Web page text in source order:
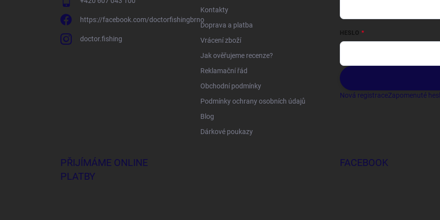
https://facebook.com/doctorfishingbrno
doctor.fishing
Kontakty
Doprava a platba
Vrácení zboží
Jak ověřujeme recenze?
Reklamační řád
Obchodní podmínky
Podmínky ochrany osobních údajů
Blog
Dárkové poukazy
HESLO
Nová registraceZapomenuté
PŘIJÍMÁME ONLINE
PLATBY
FACEBOOK